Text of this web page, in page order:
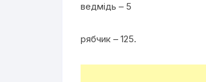
ведмідь – 5
рябчик – 125.